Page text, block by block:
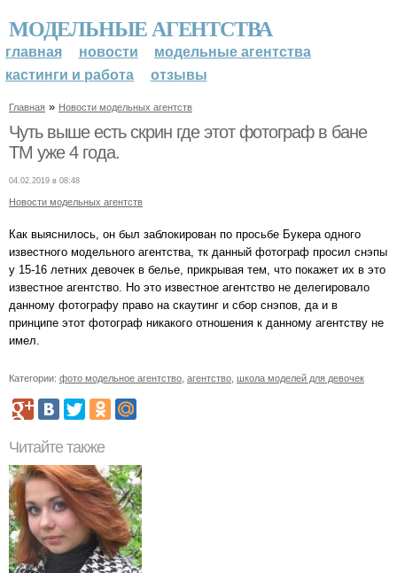
МОДЕЛЬНЫЕ АГЕНТСТВА
главная новости
модельные агентства
кастинги и работа
отзывы
Главная » Новости модельных агентств
Чуть выше есть скрин где этот фотограф в бане
ТМ уже 4 года.
04.02.2019 в 08:48
Новости модельных агентств
Как выяснилось, он был заблокирован по просьбе Букера одного
известного модельного агентства, тк данный фотограф просил снэпы
у 15-16 летних девочек в белье, прикрывая тем, что покажет их в это
известное агентство. Но это известное агентство не делегировало
данному фотографу право на скаутинг и сбор снэпов, да и в
принципе этот фотограф никакого отношения к данному агентству не
имел.
Категории: фото модельное агентство агентство школа моделей для девочек
Читайте также